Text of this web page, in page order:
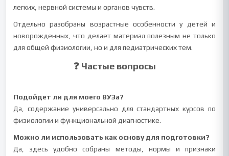
легких, нервной системы и органов чувств.
Отдельно разобраны возрастные особенности у детей и
новорожденных, что делает материал полезным не только
для общей физиологии, но и для педиатрических тем.
❓ Частые вопросы
Подойдет ли для моего ВУЗа?
Да, содержание универсально для стандартных курсов по
физиологии и функциональной диагностике.
Можно ли использовать как основу для подготовки?
Да, здесь удобно собраны методы, нормы и признаки